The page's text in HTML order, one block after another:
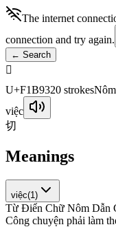
The internet
connection and try again.
← Search
󱮓
U+F1B9320 strokesNôm
việc
切
Meanings
việc(1 )
Từ Điển Chữ Nôm Dẫn
Công chuyện phải làm th